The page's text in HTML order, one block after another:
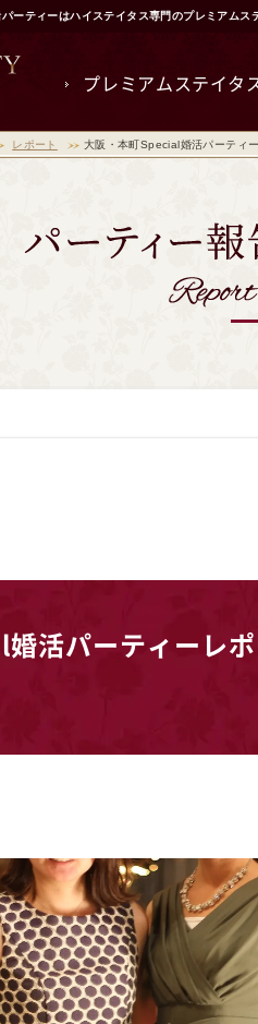
ーティーはハイステイタス専門のプレミアムス
プレミアムステイタ
レポート 大阪・本町Special婚活パーティ
活パーティーレ